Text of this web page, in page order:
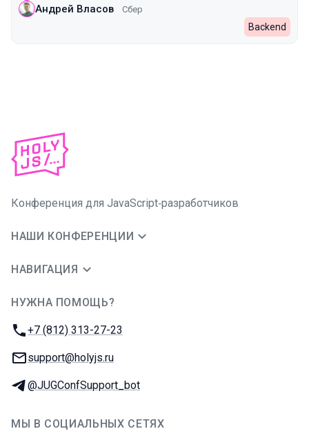
Андрей Власов Сбер
Backend
Конференция для JavaScript‑разработчиков
НАШИ КОНФЕРЕНЦИИ
НАВИГАЦИЯ
НУЖНА ПОМОЩЬ?
Телефон:
+7 (812) 313-27-23
E-mail:
support@holyjs.ru
Телеграм:
@JUGConfSupport_bot
МЫ В СОЦИАЛЬНЫХ СЕТЯХ